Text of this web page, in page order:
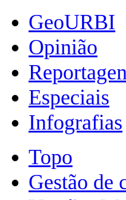
GeoURBI
Opinião
Especiais
Infografias
Topo
Gestão de